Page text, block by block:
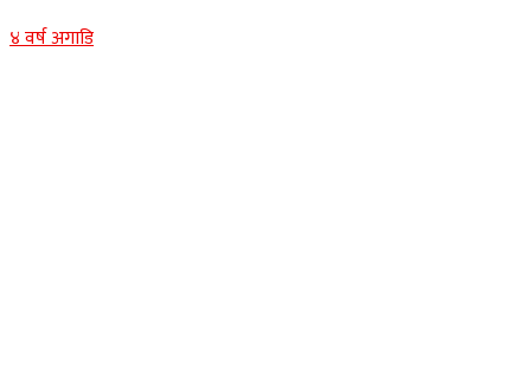
४ वर्ष अगाडि